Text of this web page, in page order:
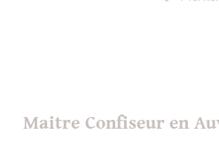
Maitre Confiseur en